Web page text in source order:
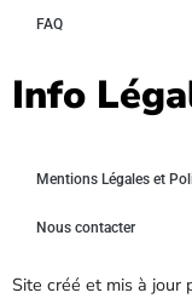
FAQ
Info
Mentions Légales et
Nous contacter
Site créé et mis à jour